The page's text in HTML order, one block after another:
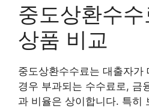
중도상환수
상품 비교
중도상환수수료는 대출자가
경우 부과되는 수수료로, 금
과 비율은 상이합니다. 특히